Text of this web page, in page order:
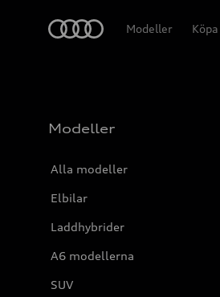
Modeller Köpa
Modeller
Alla modeller
Elbilar
Laddhybrider
A6 modellerna
SUV